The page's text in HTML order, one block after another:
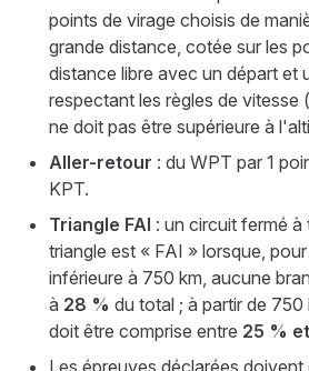
points de virage choisis de
grande distance, cotée sur les
distance libre avec un départ et
respectant les règles de vitesse
ne doit pas être supérieure à
Aller-retour : du WPT par 1
KPT.
Triangle FAI : un circuit fermé
triangle est « FAI » lorsque,
inférieure à 750 km, aucune
à 28 % du total ; à partir de
doit être comprise entre 25 %
Les épreuves déclarées